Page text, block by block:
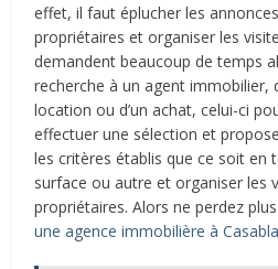
effet, il faut éplucher les
propriétaires et organiser les
demandent beaucoup de temps
recherche à un agent immobilier,
location ou d’un achat, celui-ci
effectuer une sélection et
les critères établis que ce soit en
surface ou autre et organiser les
propriétaires. Alors ne perdez
une agence immobilière à